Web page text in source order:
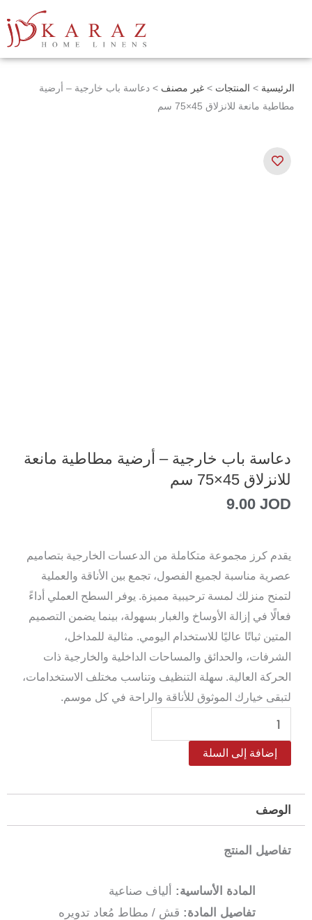
الرئيسية > المنتجات > غير مصنف > دعاسة باب خارجية – أرضية
مطاطية مانعة للانزلاق 45×75 سم
دعاسة باب خارجية – أرضية مطاطية مانعة
للانزلاق 45×75 سم
9.00 JOD
يقدم كرز مجموعة متكاملة من الدعسات الخارجية بتصاميم
عصرية مناسبة لجميع الفصول، تجمع بين الأناقة والعملية
لتمنح منزلك لمسة ترحيبية مميزة. يوفر السطح العملي أداءً
فعالًا في إزالة الأوساخ والغبار بسهولة، بينما يضمن التصميم
المتين ثباتًا عاليًا للاستخدام اليومي. مثالية للمداخل،
الشرفات، والحدائق والمساحات الداخلية والخارجية ذات
الحركة العالية. سهلة التنظيف وتناسب مختلف الاستخدامات،
لتبقى خيارك الموثوق للأناقة والراحة في كل موسم.
كمية
دعاسة
باب
–
أرضية
مطاطية
إضافة إلى السلة
الوصف
تفاصيل المنتج
المادة الأساسية: ألياف صناعية
تفاصيل المادة: قش / مطاط مُعاد تدويره